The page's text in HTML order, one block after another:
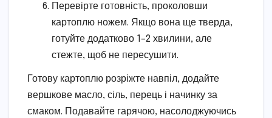
Перевірте готовність, проколовши
картоплю ножем. Якщо вона ще тверда,
готуйте додатково 1–2 хвилини, але
стежте, щоб не пересушити.
Готову картоплю розріжте навпіл, додайте
вершкове масло, сіль, перець і начинку за
смаком. Подавайте гарячою, насолоджуючись